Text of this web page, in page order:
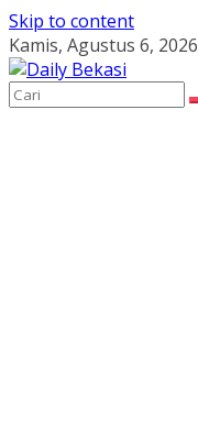
Skip to content
Kamis, Agustus 6, 2026